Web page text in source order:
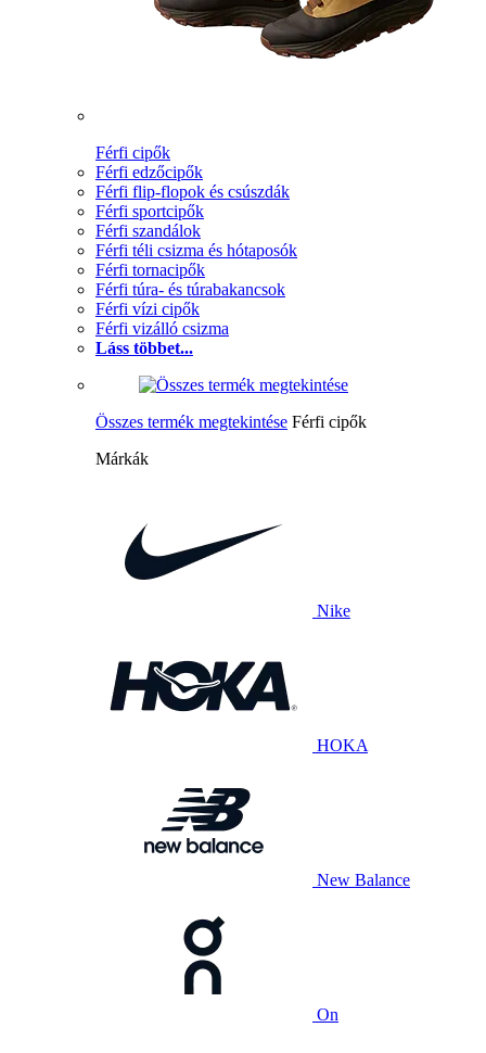
Férfi cipők
Férfi edzőcipők
Férfi flip-flopok és csúszdák
Férfi sportcipők
Férfi szandálok
Férfi téli csizma és hótaposók
Férfi tornacipők
Férfi túra- és túrabakancsok
Férfi vízi cipők
Férfi vizálló csizma
Láss többet...
Összes termék megtekintése Férfi cipők
Márkák
Nike
HOKA
New Balance
On